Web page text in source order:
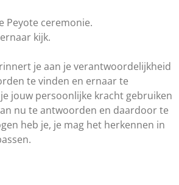
Peyote ceremonie.
kijk.
je aan je verantwoordelijkheid
te vinden en ernaar te
jouw persoonlijke kracht gebruiken
nu te antwoorden en daardoor te
heb je, je mag het herkennen in